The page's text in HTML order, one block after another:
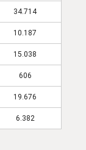
34.714
10.187
15.038
606
19.676
6.382